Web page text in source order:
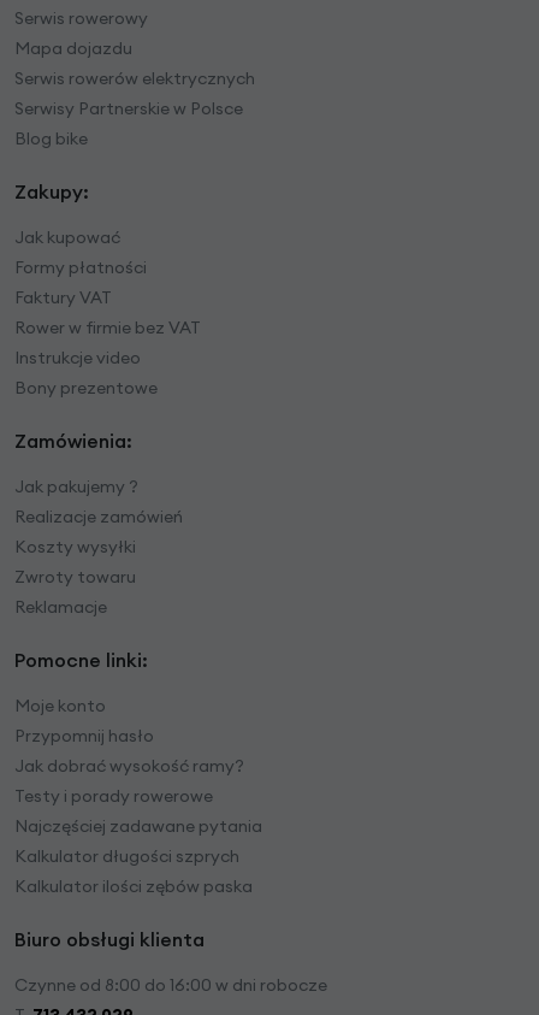
Serwis rowerowy
Mapa dojazdu
Serwis rowerów elektrycznych
Serwisy Partnerskie w Polsce
Blog bike
Zakupy:
Jak kupować
Formy płatności
Faktury VAT
Rower w firmie bez VAT
Instrukcje video
Bony prezentowe
Zamówienia:
Jak pakujemy ?
Realizacje zamówień
Koszty wysyłki
Zwroty towaru
Reklamacje
Pomocne linki:
Moje konto
Przypomnij hasło
Jak dobrać wysokość ramy?
Testy i porady rowerowe
Najczęściej zadawane pytania
Kalkulator długości szprych
Kalkulator ilości zębów paska
Biuro obsługi klienta
Czynne od 8:00 do 16:00 w dni robocze